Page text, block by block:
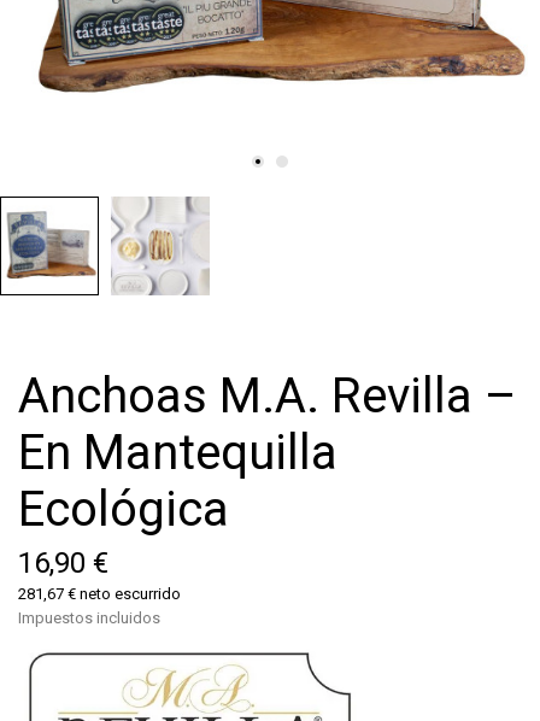
Anchoas M.A. Revilla –
En Mantequilla
Ecológica
16,90 €
281,67 € neto escurrido
Impuestos incluidos